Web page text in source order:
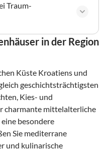
Traum-
in der Region
Küste Kroatiens und
geschichtsträchtigsten
Kies- und
charmante mittelalterliche
besondere
Sie mediterrane
und kulinarische